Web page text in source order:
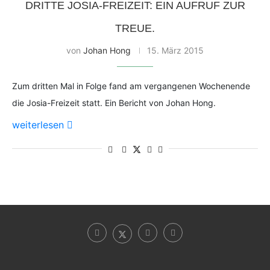
DRITTE JOSIA-FREIZEIT: EIN AUFRUF ZUR
TREUE.
von Johan Hong 15. März 2015
Zum dritten Mal in Folge fand am vergangenen Wochenende
die Josia-Freizeit statt. Ein Bericht von Johan Hong.
weiterlesen